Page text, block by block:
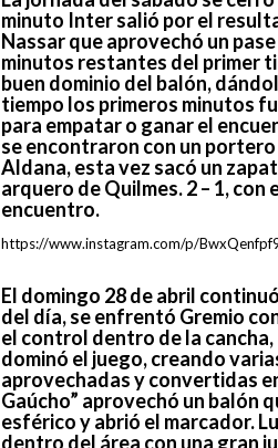
minuto Inter salió por el
Nassar que aprovechó un
minutos restantes del primer
buen dominio del balón,
tiempo los primeros minutos
para empatar o ganar el
se encontraron con un
Aldana, esta vez sacó un
arquero de Quilmes. 2 – 1,
encuentro.
https://www.instagram.com/p/
El domingo 28 de abril
del día, se enfrentó Gremio
el control dentro de la
dominó el juego, creando
aprovechadas y convertidas
Gaúcho” aprovechó un balón
esférico y abrió el marcador.
dentro del área con una gran